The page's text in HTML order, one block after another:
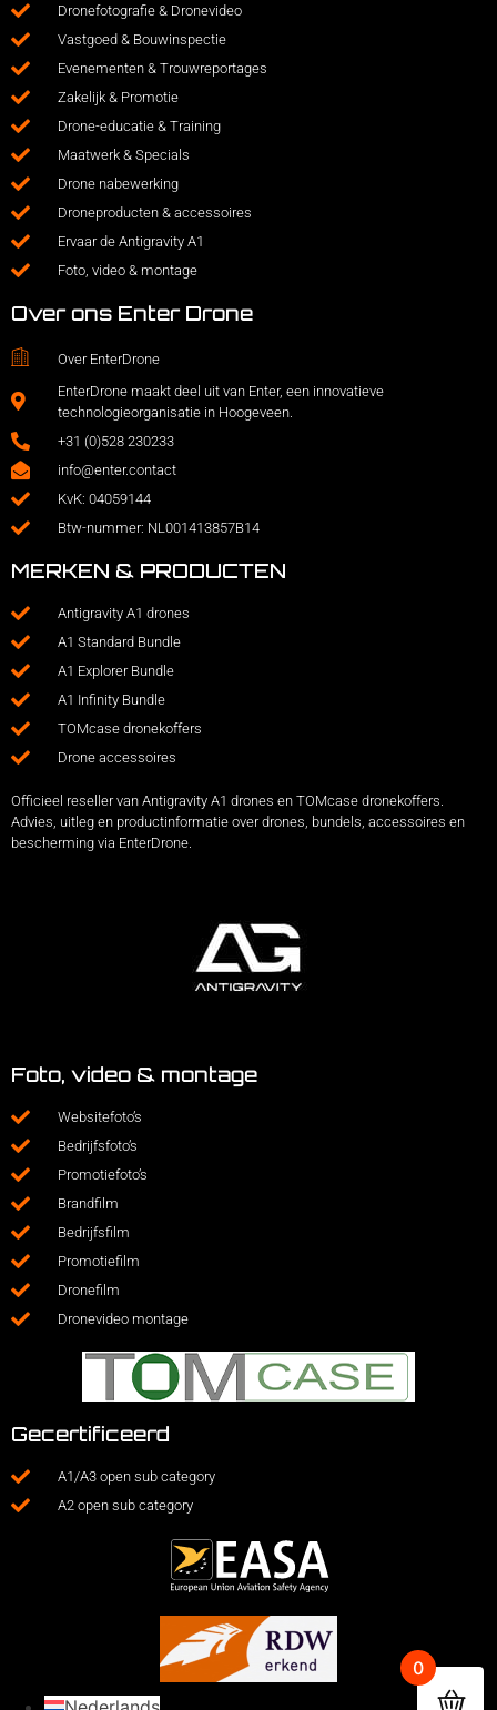
Dronefotografie & Dronevideo
Vastgoed & Bouwinspectie
Evenementen & Trouwreportages
Zakelijk & Promotie
Drone-educatie & Training
Maatwerk & Specials
Drone nabewerking
Droneproducten & accessoires
Ervaar de Antigravity A1
Foto, video & montage
Over ons Enter Drone
Over EnterDrone
EnterDrone maakt deel uit van Enter, een innovatieve
technologieorganisatie in Hoogeveen.
+31 (0)528 230233
info@enter.contact
KvK: 04059144
Btw-nummer: NL001413857B14
MERKEN & PRODUCTEN
Antigravity A1 drones
A1 Standard Bundle
A1 Explorer Bundle
A1 Infinity Bundle
TOMcase dronekoffers
Drone accessoires
Officieel reseller van Antigravity A1 drones en TOMcase dronekoffers.
Advies, uitleg en productinformatie over drones, bundels, accessoires en
bescherming via EnterDrone.
Foto, video & montage
Websitefoto’s
Bedrijfsfoto’s
Promotiefoto’s
Brandfilm
Bedrijfsfilm
Promotiefilm
Dronefilm
Dronevideo montage
Gecertificeerd
A1/A3 open sub category
A2 open sub category
0